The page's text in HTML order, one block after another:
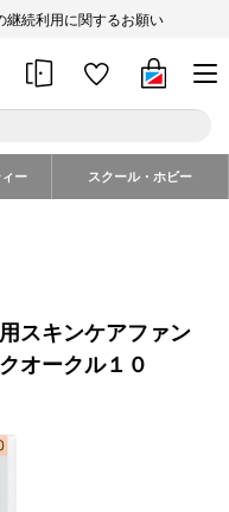
継続利用に関するお願い
ー スクール・ホビー
キンケアファン
オークル１０